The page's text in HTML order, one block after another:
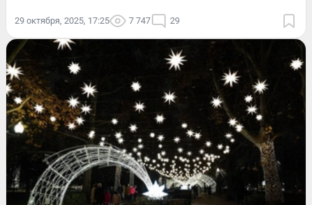
29 октября, 2025, 17:25 7 747 29